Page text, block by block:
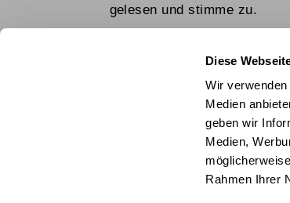
Diese
Wir
Medien
geben wir
Medien,
Rahmen Ihrer
gelesen und stimme zu.
Hier klicken
Friendly
© Technisches Museum Wien